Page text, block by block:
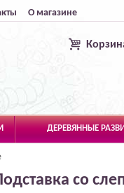
О магазине
ДЕРЕВЯННЫЕ
со